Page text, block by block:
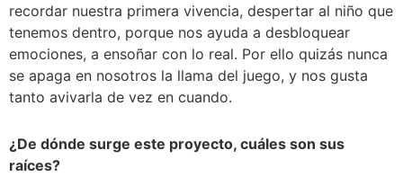
recordar nuestra primera vivencia, despertar al niño que
tenemos dentro, porque nos ayuda a desbloquear
emociones, a ensoñar con lo real. Por ello quizás nunca
se apaga en nosotros la llama del juego, y nos gusta
tanto avivarla de vez en cuando.
¿De dónde surge este proyecto, cuáles son sus
raíces?